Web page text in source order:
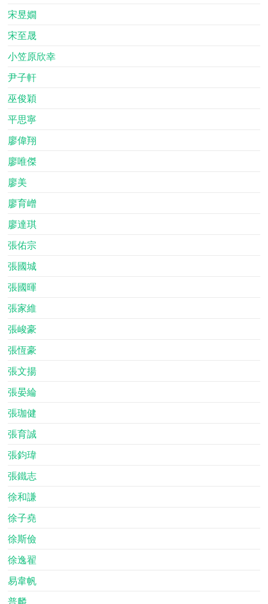
宋昱嫺
宋至晟
小笠原欣幸
尹子軒
巫俊穎
平思寧
廖偉翔
廖唯傑
廖美
廖育嶒
廖達琪
張佑宗
張國城
張國暉
張家維
張峻豪
張恆豪
張文揚
張晏綸
張珈健
張育誠
張鈞瑋
張鐵志
徐和謙
徐子堯
徐斯儉
徐逸翟
易韋帆
普麟